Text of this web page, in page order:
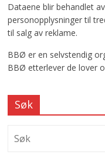
Dataene blir behandlet
personopplysninger til
til salg av reklame.
BBØ er en selvstendig
BBØ etterlever de lover
Søk